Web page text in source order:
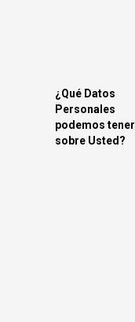
¿Qué Datos
Personales
podemos tener
sobre Usted?